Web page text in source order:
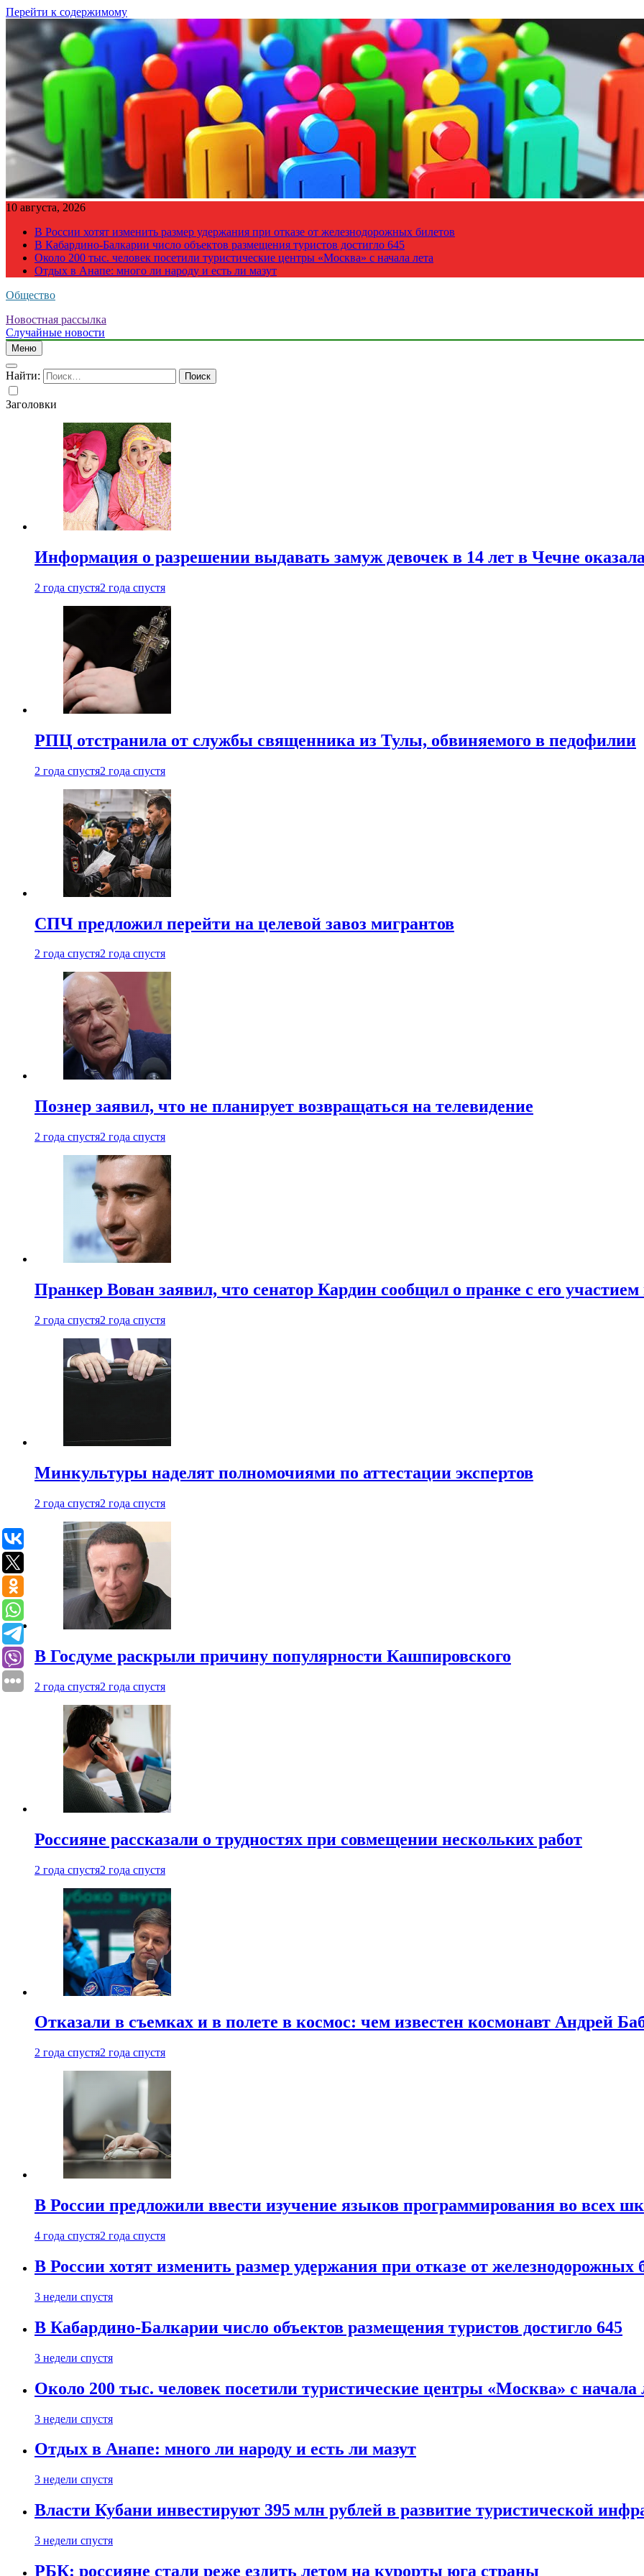
Перейти к содержимому
10 августа, 2026
В России хотят изменить размер удержания при отказе от железнодорожных билетов
В Кабардино-Балкарии число объектов размещения туристов достигло 645
Около 200 тыс. человек посетили туристические центры «Москва» с начала лета
Отдых в Анапе: много ли народу и есть ли мазут
Общество
Новостная рассылка
Случайные новости
Меню
Найти:
Заголовки
Информация о разрешении выдавать замуж девочек в 14 лет в Чечне
2 года спустя2 года спустя
РПЦ отстранила от службы священника из Тулы, обвиняемого в педофилии
2 года спустя2 года спустя
СПЧ предложил перейти на целевой завоз мигрантов
2 года спустя2 года спустя
Познер заявил, что не планирует возвращаться на телевидение
2 года спустя2 года спустя
Пранкер Вован заявил, что сенатор Кардин сообщил о пранке с его
2 года спустя2 года спустя
Минкультуры наделят полномочиями по аттестации экспертов
2 года спустя2 года спустя
В Госдуме раскрыли причину популярности Кашпировского
2 года спустя2 года спустя
Россияне рассказали о трудностях при совмещении нескольких работ
2 года спустя2 года спустя
Отказали в съемках и в полете в космос: чем известен космонавт Андрей
2 года спустя2 года спустя
В России предложили ввести изучение языков программирования во всех
4 года спустя2 года спустя
В России хотят изменить размер удержания при отказе от железнодорожных
3 недели спустя
В Кабардино-Балкарии число объектов размещения туристов достигло 645
3 недели спустя
Около 200 тыс. человек посетили туристические центры «Москва» с начала
3 недели спустя
Отдых в Анапе: много ли народу и есть ли мазут
3 недели спустя
Власти Кубани инвестируют 395 млн рублей в развитие туристической
3 недели спустя
РБК: россияне стали реже ездить летом на курорты юга страны